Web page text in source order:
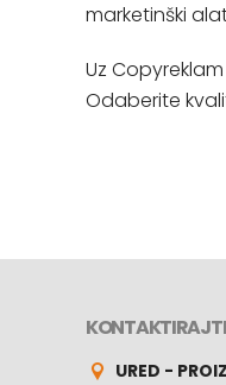
marketinški
Uz
Odaberite
URED -